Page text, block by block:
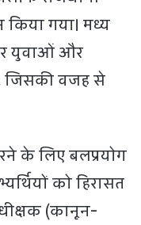
किया गया। मध्य
युवाओं और
जिसकी वजह से
के लिए बलप्रयोग
को हिरासत
(कानून-